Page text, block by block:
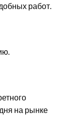
работ.
на рынке